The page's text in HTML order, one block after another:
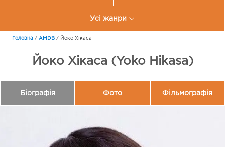
Усі жанри
Головна / AMDB / Йоко Хікаса
Йоко Хікаса (Yoko Hikasa)
Біографія Фото Фільмографія